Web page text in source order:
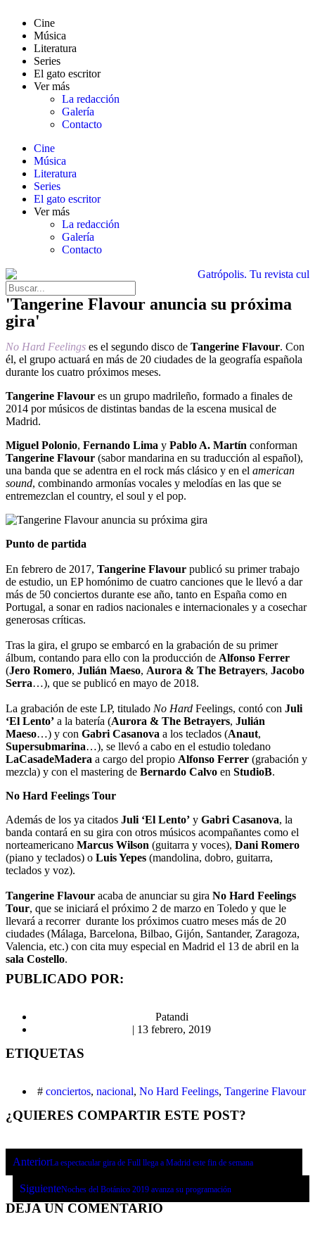
Cine
Música
Literatura
Series
El gato escritor
Ver más
La redacción
Galería
Contacto
Cine
Música
Literatura
Series
El gato escritor
Ver más
La redacción
Galería
Contacto
'Tangerine Flavour anuncia su próxima
gira'
No Hard Feelings es el segundo disco de Tangerine Flavour. Con
él, el grupo actuará en más de 20 ciudades de la geografía española
durante los cuatro próximos meses.
Tangerine Flavour es un grupo madrileño, formado a finales de
2014 por músicos de distintas bandas de la escena musical de
Madrid.
Miguel Polonio, Fernando Lima y Pablo A. Martín conforman
Tangerine Flavour (sabor mandarina en su traducción al español),
una banda que se adentra en el rock más clásico y en el american
sound, combinando armonías vocales y melodías en las que se
entremezclan el country, el soul y el pop.
Punto de partida
En febrero de 2017, Tangerine Flavour publicó su primer trabajo
de estudio, un EP homónimo de cuatro canciones que le llevó a dar
más de 50 conciertos durante ese año, tanto en España como en
Portugal, a sonar en radios nacionales e internacionales y a cosechar
generosas críticas.
Tras la gira, el grupo se embarcó en la grabación de su primer
álbum, contando para ello con la producción de Alfonso Ferrer
(Jero Romero, Julián Maeso, Aurora & The Betrayers, Jacobo
Serra…), que se publicó en mayo de 2018.
La grabación de este LP, titulado No Hard Feelings, contó con Juli
‘El Lento’ a la batería (Aurora & The Betrayers, Julián
Maeso…) y con Gabri Casanova a los teclados (Anaut,
Supersubmarina…), se llevó a cabo en el estudio toledano
LaCasadeMadera a cargo del propio Alfonso Ferrer (grabación y
mezcla) y con el mastering de Bernardo Calvo en StudioB.
No Hard Feelings Tour
Además de los ya citados Juli ‘El Lento’ y Gabri Casanova, la
banda contará en su gira con otros músicos acompañantes como el
norteamericano Marcus Wilson (guitarra y voces), Dani Romero
(piano y teclados) o Luis Yepes (mandolina, dobro, guitarra,
teclados y voz).
Tangerine Flavour acaba de anunciar su gira No Hard Feelings
Tour, que se iniciará el próximo 2 de marzo en Toledo y que le
llevará a recorrer durante los próximos cuatro meses más de 20
ciudades (Málaga, Barcelona, Bilbao, Gijón, Santander, Zaragoza,
Valencia, etc.) con cita muy especial en Madrid el 13 de abril en la
sala Costello.
PUBLICADO POR:
Patandi
| 13 febrero, 2019
ETIQUETAS
# conciertos, nacional, No Hard Feelings, Tangerine Flavour
¿QUIERES COMPARTIR ESTE POST?
AnteriorLa espectacular gira de Full llega a Madrid este fin de semana
SiguienteNoches del Botánico 2019 avanza su programación
DEJA UN COMENTARIO